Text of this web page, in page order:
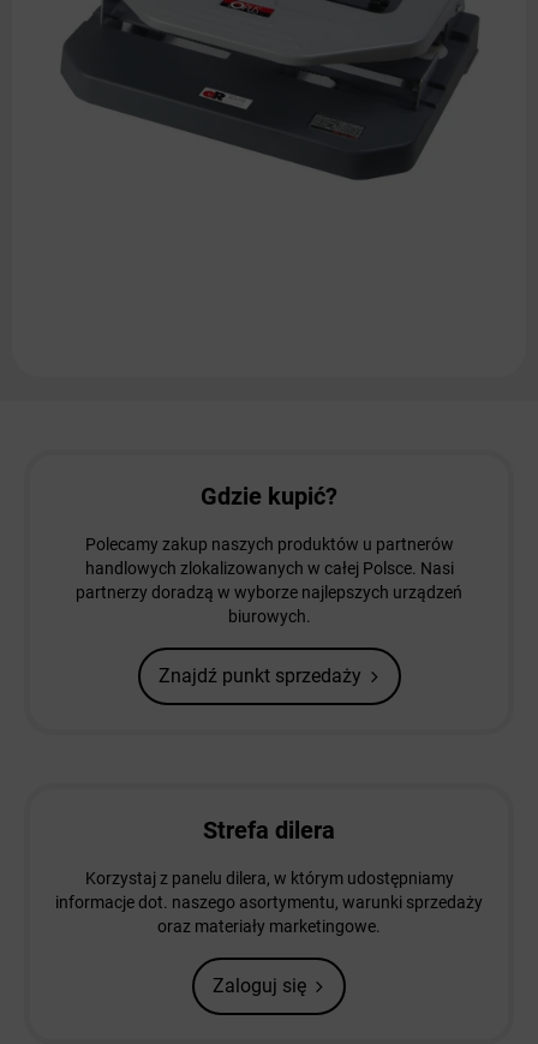
Gdzie kupić?
Polecamy zakup naszych produktów u partnerów
handlowych zlokalizowanych w całej Polsce. Nasi
partnerzy doradzą w wyborze najlepszych urządzeń
biurowych.
Znajdź punkt sprzedaży
Strefa dilera
Korzystaj z panelu dilera, w którym udostępniamy
informacje dot. naszego asortymentu, warunki sprzedaży
oraz materiały marketingowe.
Zaloguj się